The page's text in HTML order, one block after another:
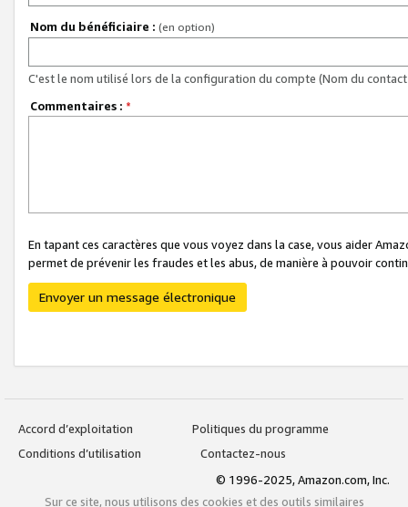
Nom du bénéficiaire : (en option)
C'est le nom utilisé lors de la configuration du compte (Nom du
Commentaires : *
En tapant ces caractères que vous voyez dans la case, vous aider
permet de prévenir les fraudes et les abus, de manière à pouvoir
Envoyer un message électronique
Accord d’exploitation
Politiques du programme
Conditions d’utilisation
Contactez-nous
© 1996-2025, Amazon.com, Inc.
Sur ce site, nous utilisons des cookies et des outils similaires